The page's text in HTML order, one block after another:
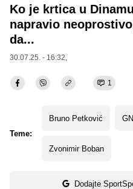
Ko je krtica u
napravio
da...
30.07.25. - 16:32,
1
Teme:
Bruno Petković
Zvonimir Boban
Dodajte